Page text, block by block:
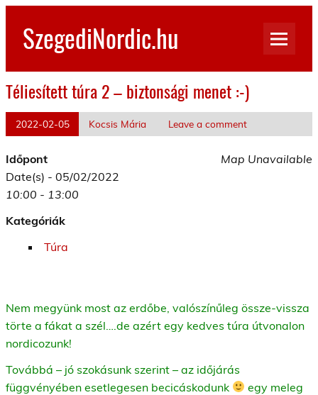
Skip
contentSzegediNordic.hu
Téliesített túra 2 – biztonsági menet :-)
2022-02-05 Kocsis Mária Leave a comment
Map Unavailable
Időpont
Date(s) - 05/02/2022
10:00 - 13:00
Kategóriák
Túra
Nem megyünk most az erdőbe, valószínűleg össze-vissza
törte a fákat a szél….de azért egy kedves túra útvonalon
nordicozunk!
Továbbá – jó szokásunk szerint – az időjárás
függvényében esetlegesen becicáskodunk
egy meleg